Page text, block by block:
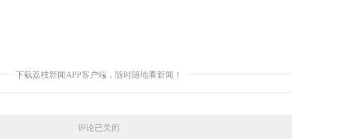
下载荔枝新闻APP客户端，随时随地看新闻！
评论已关闭